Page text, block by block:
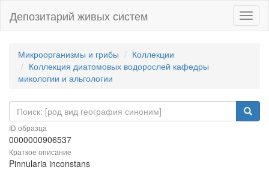
Депозитарий живых систем
Микроорганизмы и грибы
Коллекции
Коллекция диатомовых водорослей кафедры
микологии и альгологии
ID образца
0000000906537
Краткое описание
Pinnularia inconstans